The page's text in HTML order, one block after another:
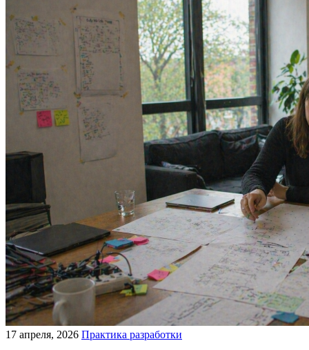
17 апреля, 2026 Практика разработки